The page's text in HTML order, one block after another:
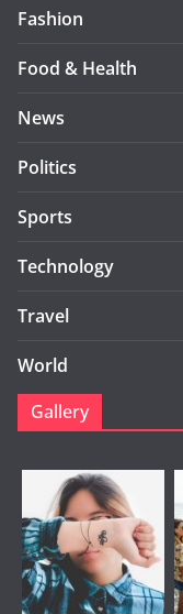
Fashion
Food & Health
News
Politics
Sports
Technology
Travel
World
Gallery